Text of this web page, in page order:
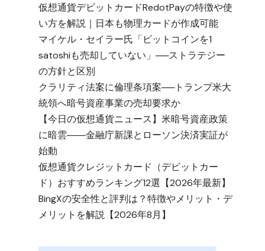
仮想通貨デビットカードRedotPayの特徴や使
い方を解説｜日本も物理カードが作成可能
マイケル・セイラー氏「ビットコインを1
satoshiも売却していない」──ストラテジー
の方針と区別
クラリティ法案に倫理条項案──トランプ米大
統領へ暗号資産事業の売却要求か
【今日の仮想通貨ニュース】米暗号資産政策
に暗雲――金融庁新課とローソン決済実証が
始動
仮想通貨クレジットカード（デビットカー
ド）おすすめランキング12選【2026年最新】
BingXの安全性と評判は？特徴やメリット・デ
メリットを解説【2026年8月】